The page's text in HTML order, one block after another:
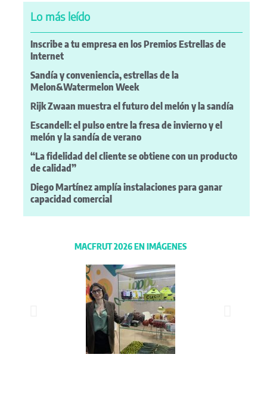
Lo más leído
Inscribe a tu empresa en los Premios Estrellas de
Internet
Sandía y conveniencia, estrellas de la
Melon&Watermelon Week
Rijk Zwaan muestra el futuro del melón y la sandía
Escandell: el pulso entre la fresa de invierno y el
melón y la sandía de verano
“La fidelidad del cliente se obtiene con un producto
de calidad”
Diego Martínez amplía instalaciones para ganar
capacidad comercial
MACFRUT 2026 EN IMÁGENES